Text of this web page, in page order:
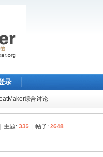
录
综合讨论
主题: 336 帖子: 2648